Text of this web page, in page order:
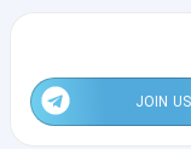
JOIN US